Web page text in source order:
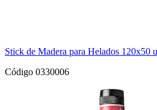
Stick de Madera para Helados 120x50
Código 0330006